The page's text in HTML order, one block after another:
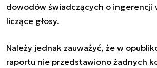
dowodów świadczących o ingerencji
liczące głosy.
Należy jednak zauważyć, że w
raportu nie przedstawiono żadnych